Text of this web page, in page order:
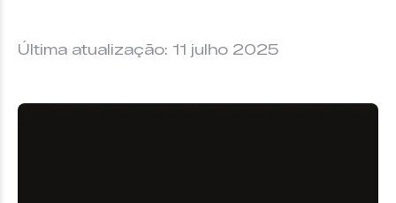
Última atualização: 11 julho 2025